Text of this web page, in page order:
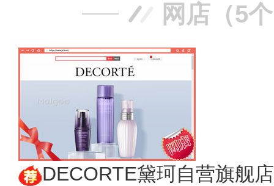
网店（5
DECORTE黛珂自营旗舰店